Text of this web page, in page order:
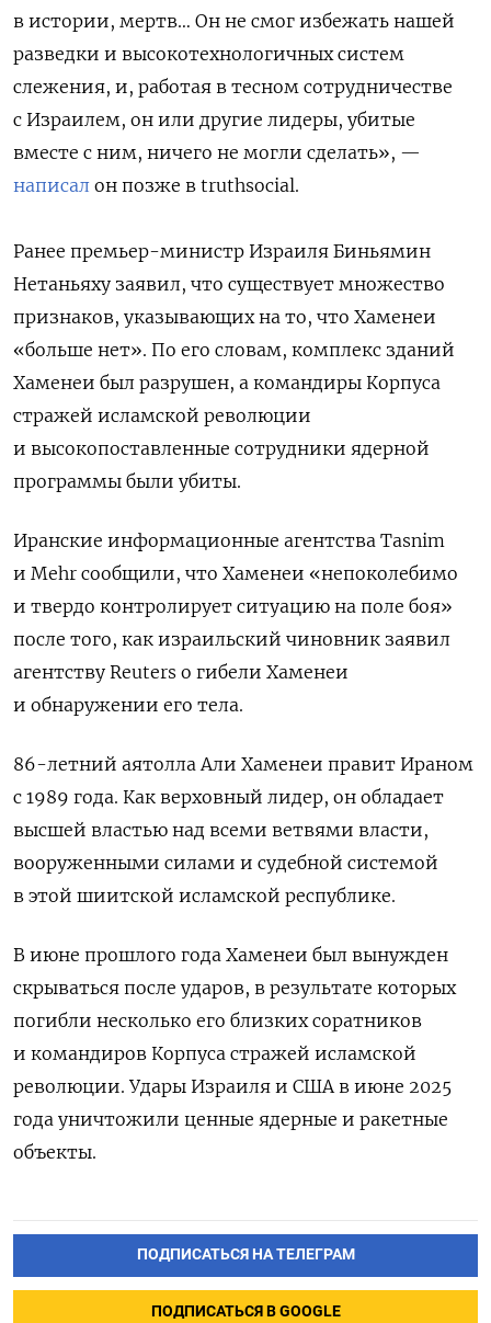
в истории, мертв… Он не смог избежать нашей
разведки и высокотехнологичных систем
слежения, и, работая в тесном сотрудничестве
с Израилем, он или другие лидеры, убитые
вместе с ним, ничего не могли сделать», —
написал он позже в truthsocial.
Ранее премьер-министр Израиля Биньямин
Нетаньяху заявил, что существует множество
признаков, указывающих на то, что Хаменеи
«больше нет». По его словам, комплекс зданий
Хаменеи был разрушен, а командиры Корпуса
стражей исламской революции
и высокопоставленные сотрудники ядерной
программы были убиты.
Иранские информационные агентства Tasnim
и Mehr сообщили, что Хаменеи «непоколебимо
и твердо контролирует ситуацию на поле боя»
после того, как израильский чиновник заявил
агентству Reuters о гибели Хаменеи
и обнаружении его тела.
86-летний аятолла Али Хаменеи правит Ираном
с 1989 года. Как верховный лидер, он обладает
высшей властью над всеми ветвями власти,
вооруженными силами и судебной системой
в этой шиитской исламской республике.
В июне прошлого года Хаменеи был вынужден
скрываться после ударов, в результате которых
погибли несколько его близких соратников
и командиров Корпуса стражей исламской
революции. Удары Израиля и США в июне 2025
года уничтожили ценные ядерные и ракетные
объекты.
ПОДПИСАТЬСЯ НА ТЕЛЕГРАМ
ПОДПИСАТЬСЯ В GOOGLE